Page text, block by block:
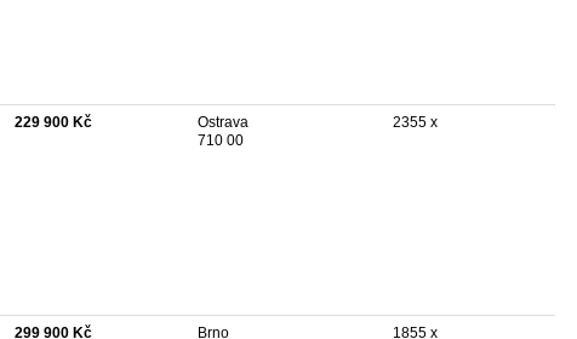
229 900 Kč
Ostrava
710 00
2355 x
299 900 Kč
Brno
1855 x